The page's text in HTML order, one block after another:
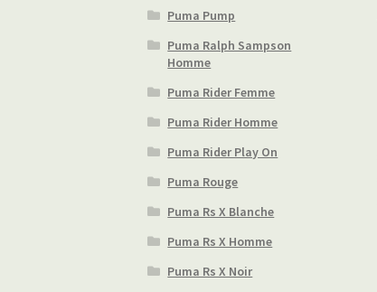
Puma Pump
Puma Ralph Sampson
Homme
Puma Rider Femme
Puma Rider Homme
Puma Rider Play On
Puma Rouge
Puma Rs X Blanche
Puma Rs X Homme
Puma Rs X Noir